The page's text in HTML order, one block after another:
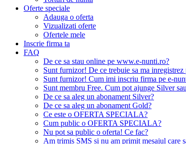
Oferte speciale
Adauga o oferta
Vizualizati oferte
Ofertele mele
Inscrie firma ta
FAQ
De ce sa stau online pe www.e-nunti.ro?
Sunt furnizor! De ce trebuie sa ma
Sunt furnizor! Cum imi inscriu firma pe e-
Sunt membru Free. Cum pot ajunge Silver
De ce sa aleg un abonament Silver?
De ce sa aleg un abonament Gold?
Ce este o OFERTA SPECIALA?
Cum public o OFERTA SPECIALA?
Nu pot sa public o oferta! Ce fac?
Am trimis SMS si nu am primit mesajul care